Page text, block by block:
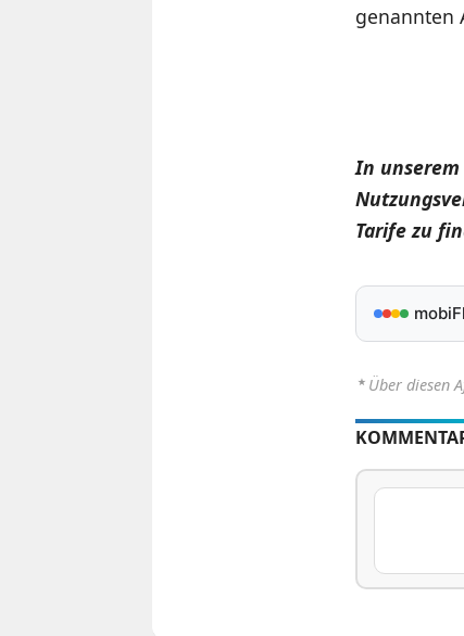
genannten
In unserem
Tarife zu
⋆ Über diesen